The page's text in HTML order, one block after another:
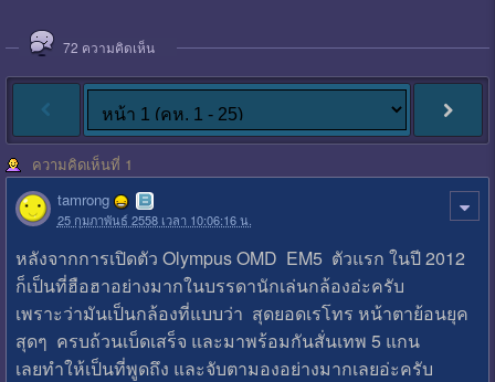
72 ความคิดเห็น
ความคิดเห็นที่ 1
tamrong
25 กุมภาพันธ์ 2558 เวลา 10:06:16 น.
หลังจากการเปิดตัว Olympus OMD EM5 ตัวแรก ในปี 2012
ก็เป็นที่ฮือฮาอย่างมากในบรรดานักเล่นกล้องอ่ะครับ
เพราะว่ามันเป็นกล้องที่แบบว่า สุดยอดเรโทร หน้าตาย้อนยุค
สุดๆ ครบถ้วนเบ็ดเสร็จ และมาพร้อมกันสั่นเทพ 5 แกน
เลยทำให้เป็นที่พูดถึง และจับตามองอย่างมากเลยอ่ะครับ